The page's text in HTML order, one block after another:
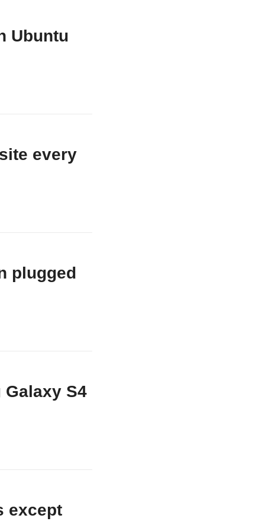
Ubuntu
every
plugged
S4
except